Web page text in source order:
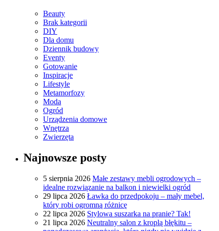
Beauty
Brak kategorii
DIY
Dla domu
Dziennik budowy
Eventy
Gotowanie
Inspiracje
Lifestyle
Metamorfozy
Moda
Ogród
Urządzenia domowe
Wnętrza
Zwierzęta
Najnowsze posty
5 sierpnia 2026 Małe zestawy mebli ogrodowych –
idealne rozwiązanie na balkon i niewielki ogród
29 lipca 2026 Ławka do przedpokoju – mały mebel,
który robi ogromną różnicę
22 lipca 2026 Stylowa suszarka na pranie? Tak!
21 lipca 2026 Neutralny salon z kroplą błękitu –